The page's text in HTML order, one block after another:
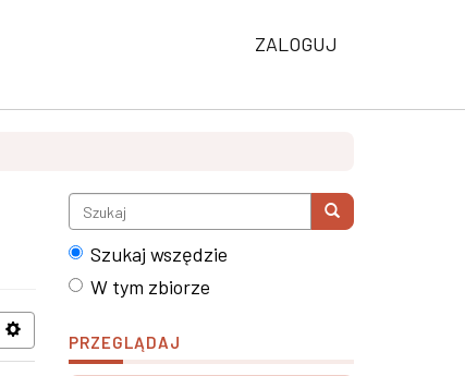
ZALOGUJ
Szukaj wszędzie
W tym zbiorze
PRZEGLĄDAJ